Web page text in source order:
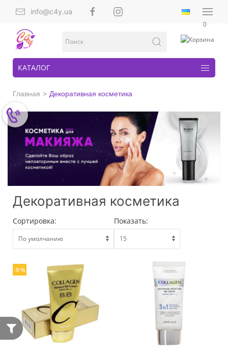
info@c4y.ua
0
КАТАЛОГ
Главная Декоративная косметика
Декоративная косметика
Сортировка: Показать:
-9 %